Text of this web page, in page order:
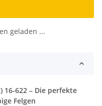
geladen ...
16-622 – Die perfekte
Felgen